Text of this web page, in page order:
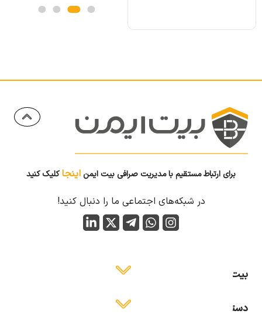
برای ارتباط مستقیم با مدیریت صرافی بیت ایمن اینجاکلیک کنید
در شبکه‌های اجتماعی ما را دنبال کنید!
بیت ایمن
دسترسی آسان